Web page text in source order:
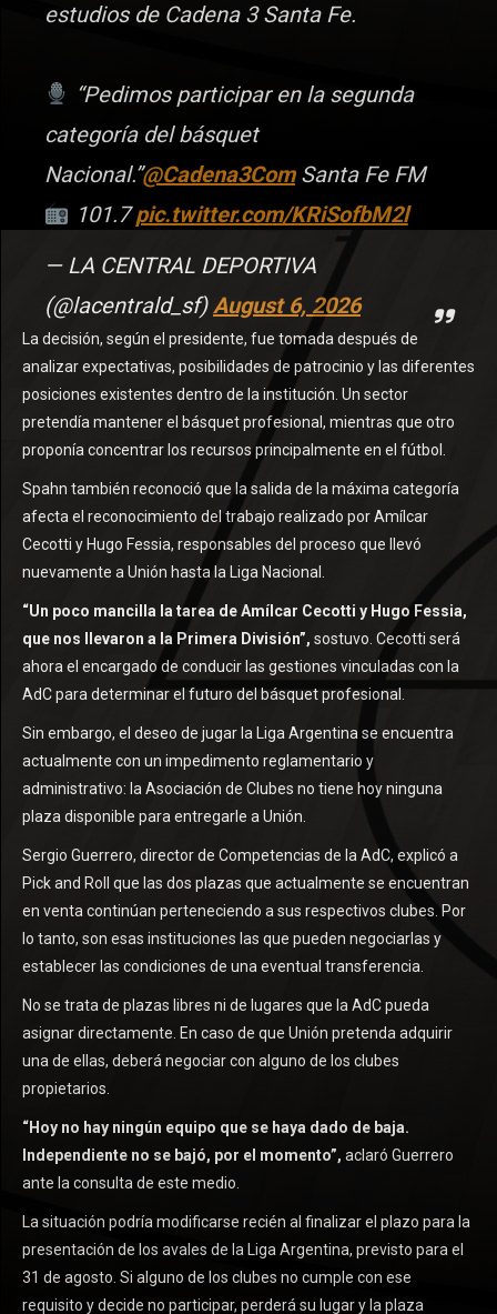
estudios de Cadena 3 Santa Fe.
“Pedimos participar en la segunda
categoría del básquet
Nacional.”@Cadena3ComSanta Fe FM
101.7pic.twitter.com/KRiSofbM2l
— LA CENTRAL DEPORTIVA
(@lacentrald_sf)August 6, 2026
La decisión, según el presidente, fue tomada después de
analizar expectativas, posibilidades de patrocinio y las diferentes
posiciones existentes dentro de la institución. Un sector
pretendía mantener el básquet profesional, mientras que otro
proponía concentrar los recursos principalmente en el fútbol.
Spahn también reconoció que la salida de la máxima categoría
afecta el reconocimiento del trabajo realizado por Amílcar
Cecotti y Hugo Fessia, responsables del proceso que llevó
nuevamente a Unión hasta la Liga Nacional.
“Un poco mancilla la tarea de Amílcar Cecotti y Hugo Fessia,
que nos llevaron a la Primera División”, sostuvo. Cecotti será
ahora el encargado de conducir las gestiones vinculadas con la
AdC para determinar el futuro del básquet profesional.
Sin embargo, el deseo de jugar la Liga Argentina se encuentra
actualmente con un impedimento reglamentario y
administrativo: la Asociación de Clubes no tiene hoy ninguna
plaza disponible para entregarle a Unión.
Sergio Guerrero, director de Competencias de la AdC, explicó a
Pick and Roll que las dos plazas que actualmente se encuentran
en venta continúan perteneciendo a sus respectivos clubes. Por
lo tanto, son esas instituciones las que pueden negociarlas y
establecer las condiciones de una eventual transferencia.
No se trata de plazas libres ni de lugares que la AdC pueda
asignar directamente. En caso de que Unión pretenda adquirir
una de ellas, deberá negociar con alguno de los clubes
propietarios.
“Hoy no hay ningún equipo que se haya dado de baja.
Independiente no se bajó, por el momento”, aclaró Guerrero
ante la consulta de este medio.
La situación podría modificarse recién al finalizar el plazo para la
presentación de los avales de la Liga Argentina, previsto para el
31 de agosto. Si alguno de los clubes no cumple con ese
requisito y decide no participar, perderá su lugar y la plaza